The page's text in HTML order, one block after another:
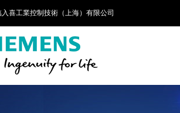
喜工業控制技術（上海）有限公司